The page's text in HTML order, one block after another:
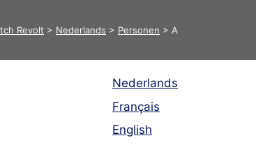
Revolt > Nederlands > Personen > A
Nederlands
Français
English